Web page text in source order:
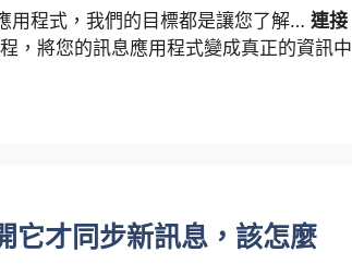
用程式，我們的目標都是讓您了解… 連接
，將您的訊息應用程式變成真正的資訊中
才同步新訊息，該怎麼